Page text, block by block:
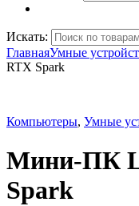
Искать:
ГлавнаяУмные
RTX Spark
Компьютеры, Умные
Мини-ПК
Spark